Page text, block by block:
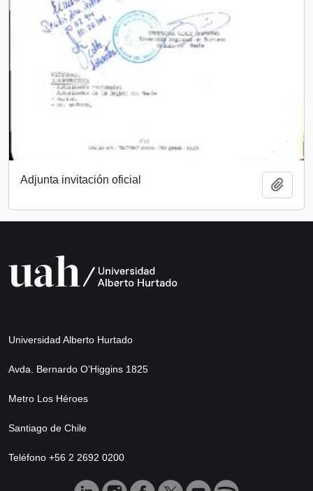
Adjunta invitación oficial
Universidad Alberto Hurtado
Avda. Bernardo O’Higgins 1825
Metro Los Héroes
Santiago de Chile
Teléfono +56 2 2692 0200